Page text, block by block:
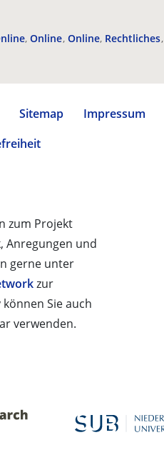
Online Online Rechtliches
Sitemap Impressum
zum Projekt
Anregungen und
gerne unter
zur
Sie auch
verwenden.